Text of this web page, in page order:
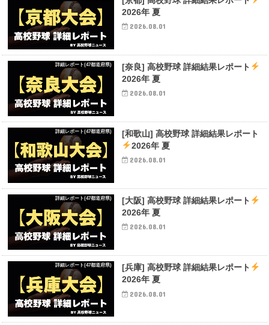
2026年 夏
2026.08.01
詳細レポート(47都道府県)
[奈良] 高校野球 詳細結果レポート
2026年 夏
2026.08.01
詳細レポート(47都道府県)
[和歌山] 高校野球 詳細結果レポート
2026年 夏
2026.08.01
詳細レポート(47都道府県)
[大阪] 高校野球 詳細結果レポート
2026年 夏
2026.08.01
詳細レポート(47都道府県)
[兵庫] 高校野球 詳細結果レポート
2026年 夏
2026.08.01